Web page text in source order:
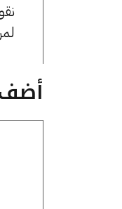
نقوم في مصر